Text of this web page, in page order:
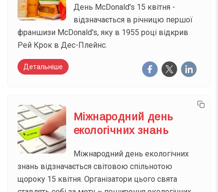
День McDonald's 15 квітня -
відзначається в річницю першої
франшизи McDonald's, яку в 1955 році відкрив
Рей Крок в Дес-Плейнс.
Детальніше
Міжнародний день
екологічних знань
Міжнародний день екологічних
знань відзначається світовою спільнотою
щороку 15 квітня. Організатори цього свята